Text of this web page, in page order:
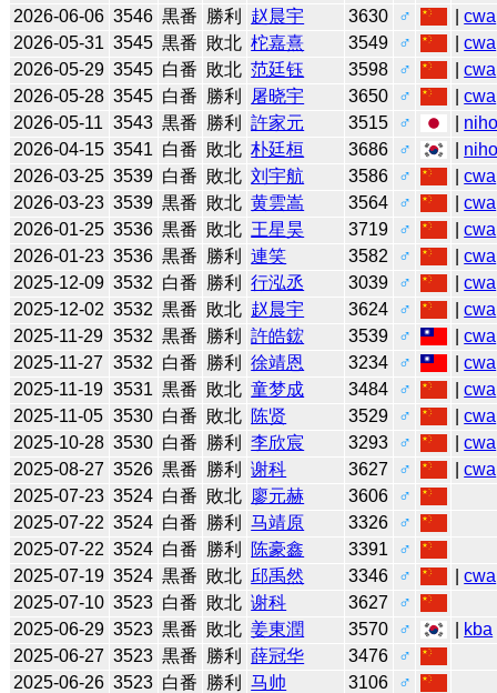
2026-06-06 3546 黒番 勝利 赵晨宇 3630 ♂ |cwa
2026-05-31 3545 黒番 敗北 柁嘉熹 3549 ♂ |cwa
2026-05-29 3545 白番 敗北 范廷钰 3598 ♂ |cwa
2026-05-28 3545 白番 勝利 屠晓宇 3650 ♂ |cwa
2026-05-11 3543 黒番 勝利 許家元 3515 ♂
2026-04-15 3541 白番 敗北 朴廷桓 3686 ♂
2026-03-25 3539 白番 敗北 刘宇航 3586 ♂ |cwa
2026-03-23 3539 黒番 敗北 黄雲嵩 3564 ♂ |cwa
2026-01-25 3536 黒番 敗北 王星昊 3719 ♂ |cwa
2026-01-23 3536 黒番 勝利 連笑 3582 ♂ |cwa
2025-12-09 3532 白番 勝利 行泓丞 3039 ♂ |cwa
2025-12-02 3532 黒番 敗北 赵晨宇 3624 ♂ |cwa
2025-11-29 3532 黒番 勝利 許皓鋐 3539 ♂ |cwa
2025-11-27 3532 白番 勝利 徐靖恩 3234 ♂ |cwa
2025-11-19 3531 黒番 敗北 童梦成 3484 ♂ |cwa
2025-11-05 3530 白番 敗北 陈贤 3529 ♂ |cwa
2025-10-28 3530 白番 勝利 李欣宸 3293 ♂ |cwa
2025-08-27 3526 黒番 勝利 谢科 3627 ♂ |cwa
2025-07-23 3524 白番 敗北 廖元赫 3606
♂
2025-07-22 3524 白番 勝利 马靖原 3326
♂
2025-07-22 3524 白番 勝利 陈豪鑫 3391
♂
2025-07-19 3524 黒番 敗北 邱禹然 3346 ♂ |cwa
2025-07-10 3523 白番 敗北 谢科 3627
♂
2025-06-29 3523 黒番 敗北 姜東潤 3570 ♂ kba
2025-06-27 3523 黒番 勝利 薛冠华 3476
♂
2025-06-26 3523 白番 勝利 马帅 3106
♂